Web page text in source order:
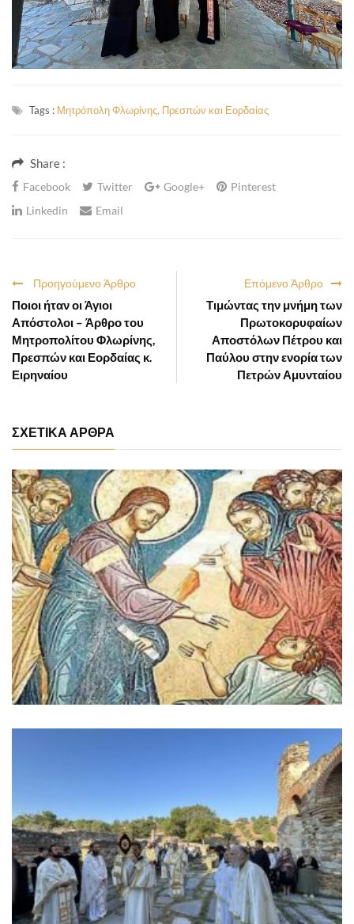
Tags : Μητρόπολη Φλωρίνης, Πρεσπών και Εορδαίας
Share :
Facebook Twitter Google+
Pinterest
Linkedin
Email
Επόμενο Άρθρο
Τιμώντας την μνήμη των
Πρωτοκορυφαίων
Αποστόλων Πέτρου και
Παύλου στην ενορία των
Πετρών Αμυνταίου
Προηγούμενο Άρθρο
Ποιοι ήταν οι Άγιοι
Απόστολοι – Άρθρο του
Μητροπολίτου Φλωρίνης,
Πρεσπών και Εορδαίας κ.
Ειρηναίου
ΣΧΕΤΙΚΑ ΑΡΘΡΑ